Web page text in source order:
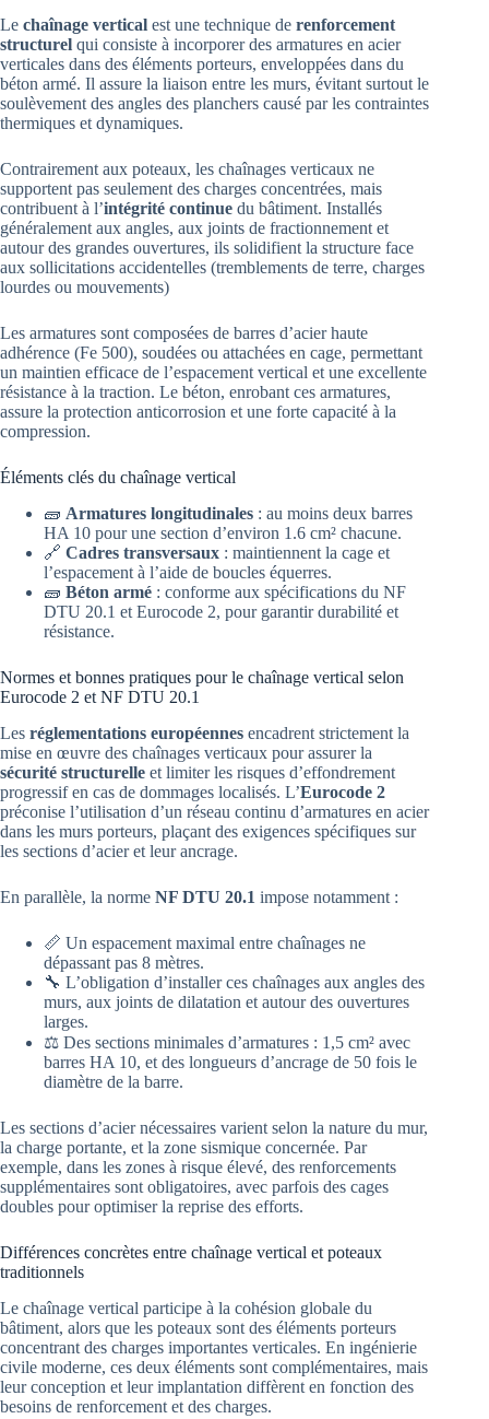
Le chaînage vertical est une technique de renforcement
structurel qui consiste à incorporer des armatures en acier
verticales dans des éléments porteurs, enveloppées dans du
béton armé. Il assure la liaison entre les murs, évitant surtout le
soulèvement des angles des planchers causé par les contraintes
thermiques et dynamiques.
Contrairement aux poteaux, les chaînages verticaux ne
supportent pas seulement des charges concentrées, mais
contribuent à l’intégrité continue du bâtiment. Installés
généralement aux angles, aux joints de fractionnement et
autour des grandes ouvertures, ils solidifient la structure face
aux sollicitations accidentelles (tremblements de terre, charges
lourdes ou mouvements)
Les armatures sont composées de barres d’acier haute
adhérence (Fe 500), soudées ou attachées en cage, permettant
un maintien efficace de l’espacement vertical et une excellente
résistance à la traction. Le béton, enrobant ces armatures,
assure la protection anticorrosion et une forte capacité à la
compression.
Éléments clés du chaînage vertical
🧱 Armatures longitudinales : au moins deux barres
HA 10 pour une section d’environ 1.6 cm² chacune.
🔗 Cadres transversaux : maintiennent la cage et
l’espacement à l’aide de boucles équerres.
🧱 Béton armé : conforme aux spécifications du NF
DTU 20.1 et Eurocode 2, pour garantir durabilité et
résistance.
Normes et bonnes pratiques pour le chaînage vertical selon
Eurocode 2 et NF DTU 20.1
Les réglementations européennes encadrent strictement la
mise en œuvre des chaînages verticaux pour assurer la
sécurité structurelle et limiter les risques d’effondrement
progressif en cas de dommages localisés. L’Eurocode 2
préconise l’utilisation d’un réseau continu d’armatures en acier
dans les murs porteurs, plaçant des exigences spécifiques sur
les sections d’acier et leur ancrage.
En parallèle, la norme NF DTU 20.1 impose notamment :
📏 Un espacement maximal entre chaînages ne
dépassant pas 8 mètres.
🔧 L’obligation d’installer ces chaînages aux angles des
murs, aux joints de dilatation et autour des ouvertures
larges.
⚖️ Des sections minimales d’armatures : 1,5 cm² avec
barres HA 10, et des longueurs d’ancrage de 50 fois le
diamètre de la barre.
Les sections d’acier nécessaires varient selon la nature du mur,
la charge portante, et la zone sismique concernée. Par
exemple, dans les zones à risque élevé, des renforcements
supplémentaires sont obligatoires, avec parfois des cages
doubles pour optimiser la reprise des efforts.
Différences concrètes entre chaînage vertical et poteaux
traditionnels
Le chaînage vertical participe à la cohésion globale du
bâtiment, alors que les poteaux sont des éléments porteurs
concentrant des charges importantes verticales. En ingénierie
civile moderne, ces deux éléments sont complémentaires, mais
leur conception et leur implantation diffèrent en fonction des
besoins de renforcement et des charges.